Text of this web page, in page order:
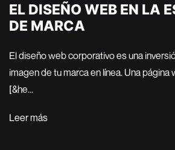
EL DISEÑO WEB EN LA
DE MARCA
El diseño web corporativo es una
imagen de tu marca en línea. Una
[&he...
Leer más